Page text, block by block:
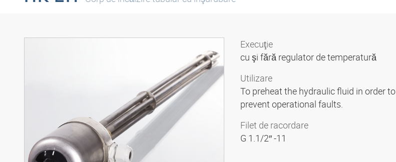
Execuţie
cu şi fără regulator de temperatură
Utilizare
To preheat the hydraulic fluid in order to
prevent operational faults.
Filet de racordare
G 1.1/2″ -11